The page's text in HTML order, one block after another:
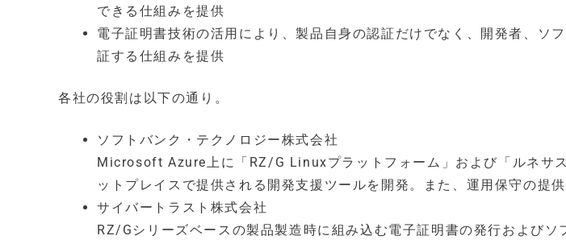
できる仕組みを提供
電子証明書技術の活用により、製品自身の認証だけでなく、開発者、ソ
証する仕組みを提供
各社の役割は以下の通り。
ソフトバンク・テクノロジー株式会社
Microsoft Azure上に「RZ/G Linuxプラットフォーム」および「ルネサ
ットプレイスで提供される開発支援ツールを開発。また、運用保守の提供
サイバートラスト株式会社
RZ/Gシリーズベースの製品製造時に組み込む電子証明書の発行およびソ